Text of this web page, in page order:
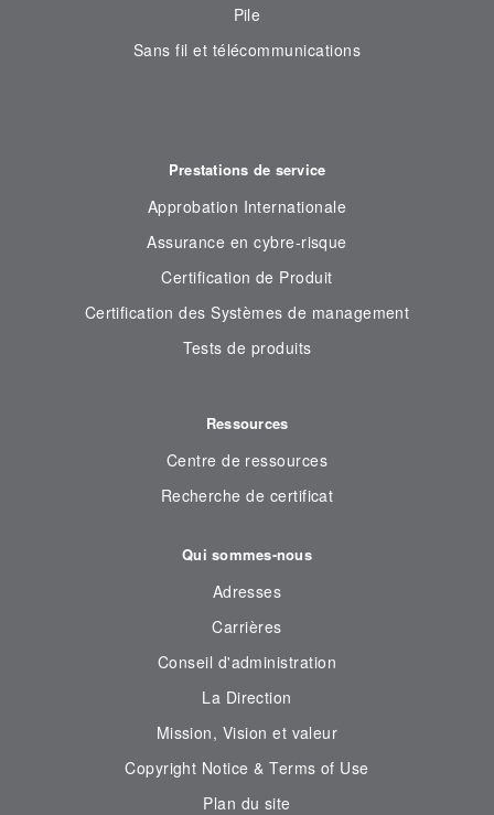
Pile
Sans fil et télécommunications
Prestations de service
Approbation Internationale
Assurance en cybre-risque
Certification de Produit
Certification des Systèmes de management
Tests de produits
Ressources
Centre de ressources
Recherche de certificat
Qui sommes-nous
Adresses
Carrières
Conseil d'administration
La Direction
Mission, Vision et valeur
Copyright Notice & Terms of Use
Plan du site